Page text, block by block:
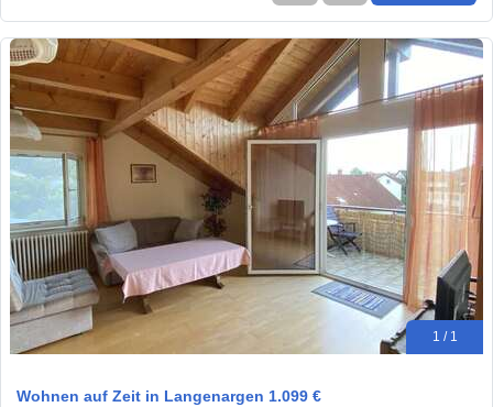
1 / 1
Wohnen auf Zeit in Langenargen 1.099 €